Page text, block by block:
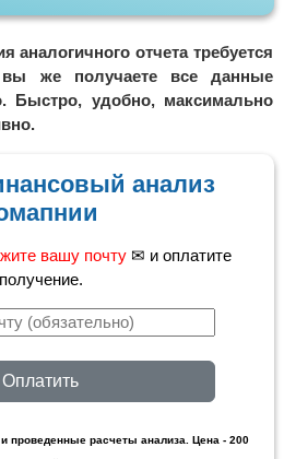
аналогичного отчета требуется
же получаете все данные
Быстро, удобно, максимально
анализ
вашу почту✉ и оплатите
получение.
Оплатить
проведенные расчеты анализа. Цена - 200